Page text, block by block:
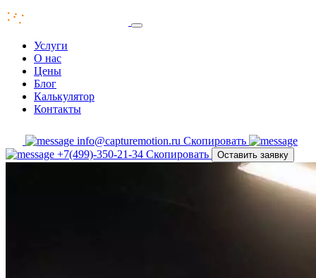
Услуги
О нас
Цены
Блог
Калькулятор
Контакты
info@capturemotion.ru Скопировать
+7(499)-350-21-34 Скопировать Оставить заявку